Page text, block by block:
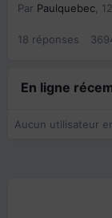
Par Paulquebec
18 réponses
En ligne
Aucun utilisateur